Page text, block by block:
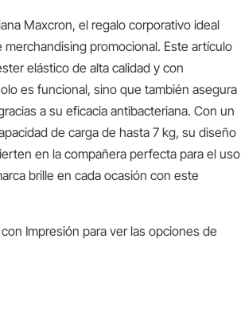
Maxcron, el regalo corporativo ideal
promocional. Este artículo
elástico de alta calidad y con
es funcional, sino que también asegura
a su eficacia antibacteriana. Con un
de carga de hasta 7 kg, su diseño
en la compañera perfecta para el uso
brille en cada ocasión con este
Impresión para ver las opciones de